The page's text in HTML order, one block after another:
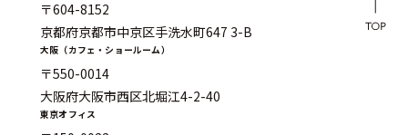
〒604-8152
京都府京都市中京区手洗水町647 3-B
大阪（カフェ・ショールーム）
〒550-0014
大阪府大阪市西区北堀江4-2-40
東京オフィス